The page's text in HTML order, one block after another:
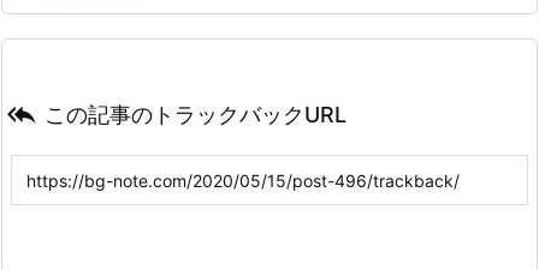
 この記事のトラックバックURL